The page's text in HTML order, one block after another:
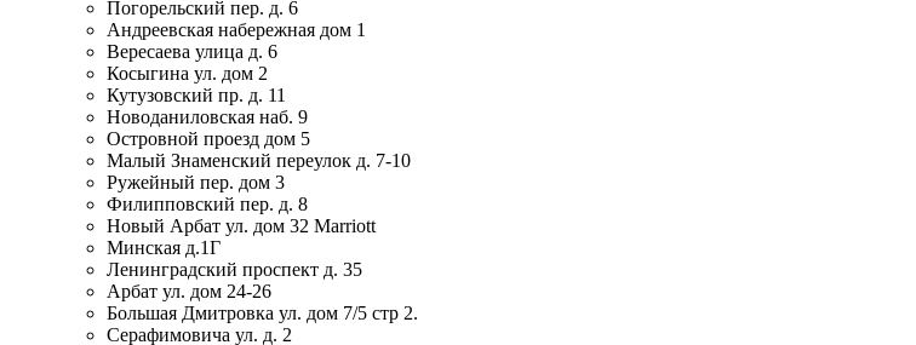
Погорельский пер. д. 6
Андреевская набережная дом 1
Вересаева улица д. 6
Косыгина ул. дом 2
Кутузовский пр. д. 11
Новоданиловская наб. 9
Островной проезд дом 5
Малый Знаменский переулок д. 7-10
Ружейный пер. дом 3
Филипповский пер. д. 8
Новый Арбат ул. дом 32 Marriott
Минская д.1Г
Ленинградский проспект д. 35
Арбат ул. дом 24-26
Большая Дмитровка ул. дом 7/5 стр 2.
Серафимовича ул. д. 2